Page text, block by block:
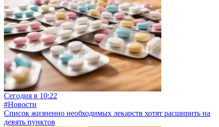
Сегодня в 10:22
#Новости
Список жизненно необходимых лекарств хотят расширить на
девять пунктов